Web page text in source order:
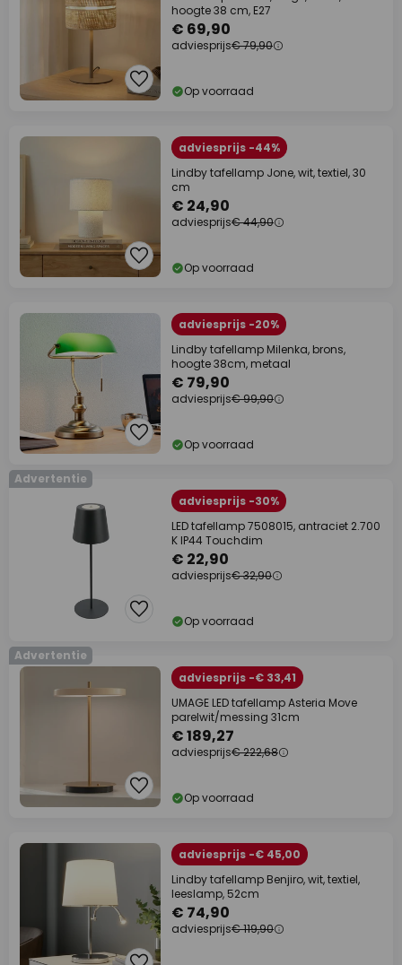
hoogte 38 cm, E27
€ 69,90
adviesprijs€ 79,90
Op voorraad
adviesprijs -44%
Lindby tafellamp Jone, wit, textiel, 30
cm
€ 24,90
adviesprijs€ 44,90
Op voorraad
adviesprijs -20%
Lindby tafellamp Milenka, brons,
hoogte 38cm, metaal
€ 79,90
adviesprijs€ 99,90
Op voorraad
Advertentie
adviesprijs -30%
LED tafellamp 7508015, antraciet 2.700
K IP44 Touchdim
€ 22,90
adviesprijs€ 32,90
Op voorraad
Advertentie
adviesprijs -€ 33,41
UMAGE LED tafellamp Asteria Move
parelwit/messing 31cm
€ 189,27
adviesprijs€ 222,68
Op voorraad
adviesprijs -€ 45,00
Lindby tafellamp Benjiro, wit, textiel,
leeslamp, 52cm
€ 74,90
adviesprijs€ 119,90